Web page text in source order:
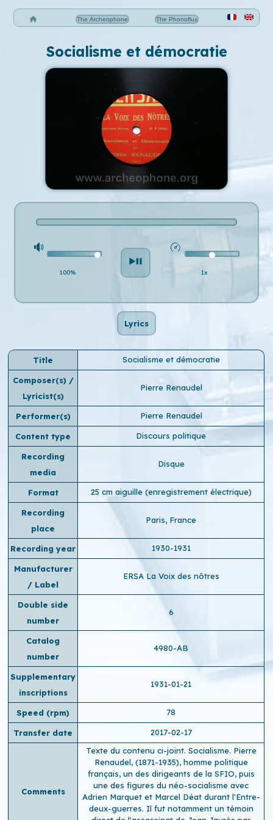
The Archeophone The Phonoflux
Socialisme et démocratie
100% 1x
Lyrics
Title Socialisme et démocratie
Composer(s) /
Lyricist(s)
Pierre Renaudel
Performer(s) Pierre Renaudel
Content type Discours politique
Recording
media
Disque
Format 25 cm aiguille (enregistrement électrique)
Recording
place
Paris, France
Recording year 1930-1931
Manufacturer
/ Label
ERSA La Voix des nôtres
Double side
number
6
Catalog
number
4980-AB
Supplementary
inscriptions
1931-01-21
Speed ​​(rpm) 78
Transfer date 2017-02-17
Comments
Texte du contenu ci-joint. Socialisme. Pierre
Renaudel, (1871-1935), homme politique
français, un des dirigeants de la SFIO, puis
une des figures du néo-socialisme avec
Adrien Marquet et Marcel Déat durant l'Entre-
deux-guerres. Il fut notamment un témoin